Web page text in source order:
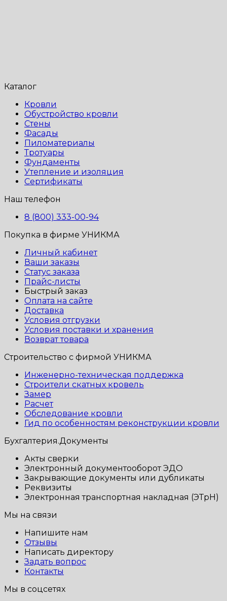
Каталог
Кровли
Обустройство кровли
Стены
Фасады
Пиломатериалы
Тротуары
Фундаменты
Утепление и изоляция
Сертификаты
Наш телефон
8 (800) 333-00-94
Покупка в фирме УНИКМА
Личный кабинет
Ваши заказы
Статус заказа
Прайс-листы
Быстрый заказ
Оплата на сайте
Доставка
Условия отгрузки
Условия поставки и хранения
Возврат товара
Строительство с фирмой УНИКМА
Инженерно-техническая поддержка
Строители скатных кровель
Замер
Расчет
Обследование кровли
Гид по особенностям реконструкции кровли
Бухгалтерия.Документы
Акты сверки
Электронный документооборот ЭДО
Закрывающие документы или дубликаты
Реквизиты
Электронная транспортная накладная (ЭТрН)
Мы на связи
Напишите нам
Отзывы
Написать директору
Задать вопрос
Контакты
Мы в соцсетях